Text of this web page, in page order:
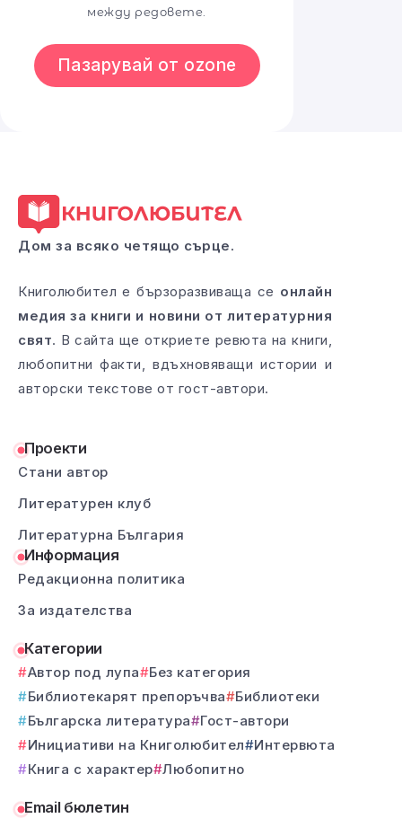
между редовете.
Пазарувай от ozone
Дом за всяко четящо сърце.
Книголюбител е бързоразвиваща се онлайн
медия за книги и новини от литературния
свят. В сайта ще откриете ревюта на книги,
любопитни факти, вдъхновяващи истории и
авторски текстове от гост-автори.
Проекти
Стани автор
Литературен клуб
Литературна България
Информация
Редакционна политика
За издателства
Категории
Автор под лупа
Без категория
Библиотекарят препоръчва
Библиотеки
Българска литература
Гост-автори
Инициативи на Книголюбител
Интервюта
Книга с характер Любопитно
Email бюлетин